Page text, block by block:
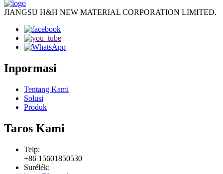
JIANGSU H&H NEW MATERIAL CORPORATION LIMITED.
Inpormasi
Tentang Kami
Solusi
Produk
Taros Kami
Telp:
+86 15601850530
Surélék: